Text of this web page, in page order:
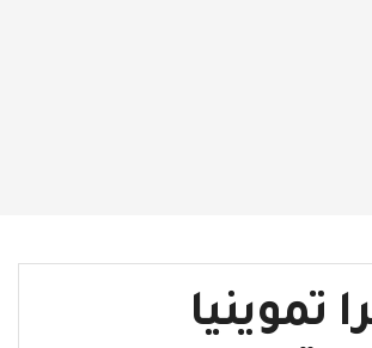
293 محضرا تموينيا